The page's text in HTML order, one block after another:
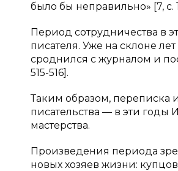
было бы неправильно» [7, с.
Период сотрудничества в
писателя. Уже на склоне
сроднился с журналом и
515-516].
Таким образом, переписка
писательства — в эти годы
мастерства.
Произведения периода
новых хозяев жизни: